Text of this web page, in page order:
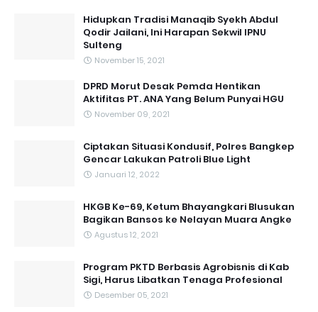
Hidupkan Tradisi Manaqib Syekh Abdul
Qodir Jailani, Ini Harapan Sekwil IPNU
Sulteng
November 15, 2021
DPRD Morut Desak Pemda Hentikan
Aktifitas PT. ANA Yang Belum Punyai HGU
November 09, 2021
Ciptakan Situasi Kondusif, Polres Bangkep
Gencar Lakukan Patroli Blue Light
Januari 12, 2022
HKGB Ke-69, Ketum Bhayangkari Blusukan
Bagikan Bansos ke Nelayan Muara Angke
Agustus 12, 2021
Program PKTD Berbasis Agrobisnis di Kab
Sigi, Harus Libatkan Tenaga Profesional
Desember 05, 2021